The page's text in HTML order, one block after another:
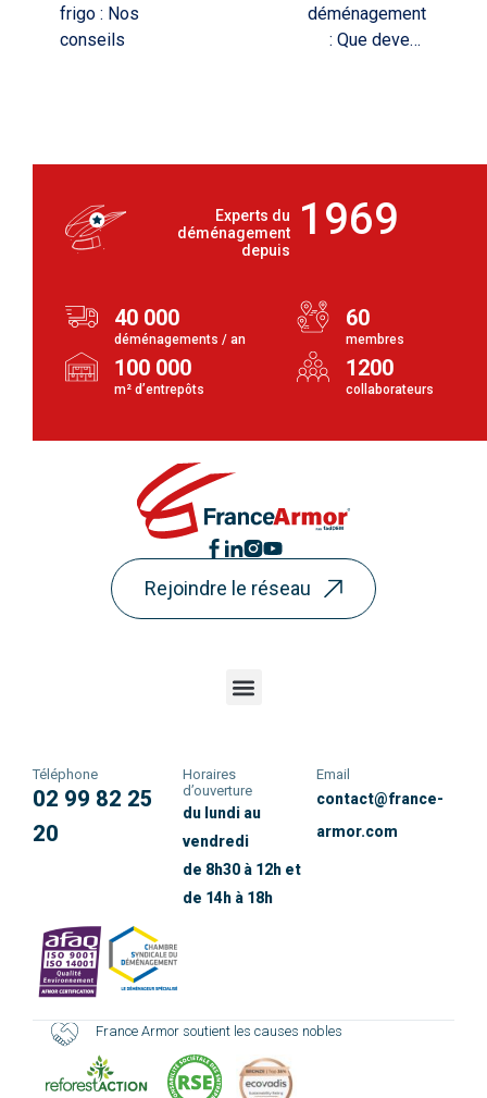
frigo : Nos
conseils
déménagement
: Que devez-
Experts du
déménagement
depuis
1969
40 000
déménagements / an
60
membres
100 000
m² d’entrepôts
1200
collaborateurs
Rejoindre le réseau
Téléphone
02 99 82 25
20
Horaires
d’ouverture
du lundi au
vendredi
de 8h30 à 12h et
de 14h à 18h
Email
contact@france-
armor.com
France Armor soutient les causes nobles